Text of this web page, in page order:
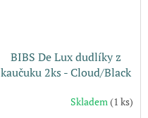
BIBS De Lux dudlíky z
kaučuku 2ks - Cloud/Black
Skladem (1 ks)